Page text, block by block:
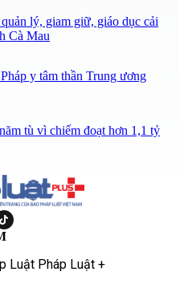
lý, giam giữ, giáo dục cải
Cà Mau
y tâm thần Trung ương
tù vì chiếm đoạt hơn 1,1 tỷ
Luật Pháp Luật +